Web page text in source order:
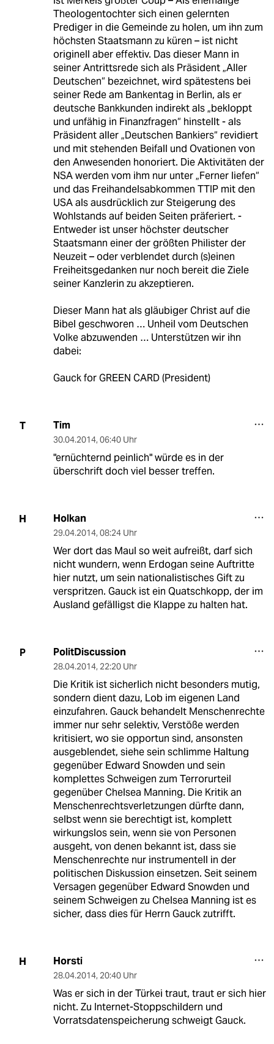
Theologentochter sich einen gelernten
Prediger in die Gemeinde zu holen, um ihn zum
höchsten Staatsmann zu küren – ist nicht
originell aber effektiv. Das dieser Mann in
seiner Antrittsrede sich als Präsident „Aller
Deutschen“ bezeichnet, wird spätestens bei
seiner Rede am Bankentag in Berlin, als er
deutsche Bankkunden indirekt als „bekloppt
und unfähig in Finanzfragen“ hinstellt - als
Präsident aller „Deutschen Bankiers“ revidiert
und mit stehenden Beifall und Ovationen von
den Anwesenden honoriert. Die Aktivitäten der
NSA werden vom ihm nur unter „Ferner liefen“
und das Freihandelsabkommen TTIP mit den
USA als ausdrücklich zur Steigerung des
Wohlstands auf beiden Seiten präferiert. -
Entweder ist unser höchster deutscher
Staatsmann einer der größten Philister der
Neuzeit – oder verblendet durch (s)einen
Freiheitsgedanken nur noch bereit die Ziele
seiner Kanzlerin zu akzeptieren.
Dieser Mann hat als gläubiger Christ auf die
Bibel geschworen … Unheil vom Deutschen
Volke abzuwenden … Unterstützen wir ihn
dabei:
Gauck for GREEN CARD (President)
T Tim
30.04.2014, 06:40 Uhr
"ernüchternd peinlich" würde es in der
überschrift doch viel besser treffen.
H Holkan
29.04.2014, 08:24 Uhr
Wer dort das Maul so weit aufreißt, darf sich
nicht wundern, wenn Erdogan seine Auftritte
hier nutzt, um sein nationalistisches Gift zu
verspritzen. Gauck ist ein Quatschkopp, der im
Ausland gefälligst die Klappe zu halten hat.
P PolitDiscussion
28.04.2014, 22:20 Uhr
Die Kritik ist sicherlich nicht besonders mutig,
sondern dient dazu, Lob im eigenen Land
einzufahren. Gauck behandelt Menschenrechte
immer nur sehr selektiv, Verstöße werden
kritisiert, wo sie opportun sind, ansonsten
ausgeblendet, siehe sein schlimme Haltung
gegenüber Edward Snowden und sein
komplettes Schweigen zum Terrorurteil
gegenüber Chelsea Manning. Die Kritik an
Menschenrechtsverletzungen dürfte dann,
selbst wenn sie berechtigt ist, komplett
wirkungslos sein, wenn sie von Personen
ausgeht, von denen bekannt ist, dass sie
Menschenrechte nur instrumentell in der
politischen Diskussion einsetzen. Seit seinem
Versagen gegenüber Edward Snowden und
seinem Schweigen zu Chelsea Manning ist es
sicher, dass dies für Herrn Gauck zutrifft.
H Horsti
28.04.2014, 20:40 Uhr
Was er sich in der Türkei traut, traut er sich hier
nicht. Zu Internet-Stoppschildern und
Vorratsdatenspeicherung schweigt Gauck.